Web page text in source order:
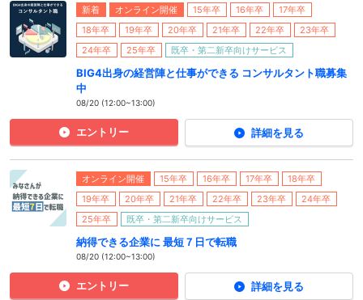
新着 オンライン開催 15年卒 16年卒
17年卒
18年卒
19年卒 20年卒 21年卒 22年卒
23年卒
24年卒
25年卒 既卒・第二新卒向けサービス
BIG4出身の経営陣と仕事ができる コンサルタント職募集
中
08/20 (12:00~13:00)
エントリー 詳細を見る
オンライン開催 15年卒 16年卒 17年卒
18年卒
19年卒
20年卒 21年卒 22年卒 23年卒
24年卒
25年卒
既卒・第二新卒向けサービス
納得できる企業に 最短７日で転職
08/20 (12:00~13:00)
エントリー 詳細を見る